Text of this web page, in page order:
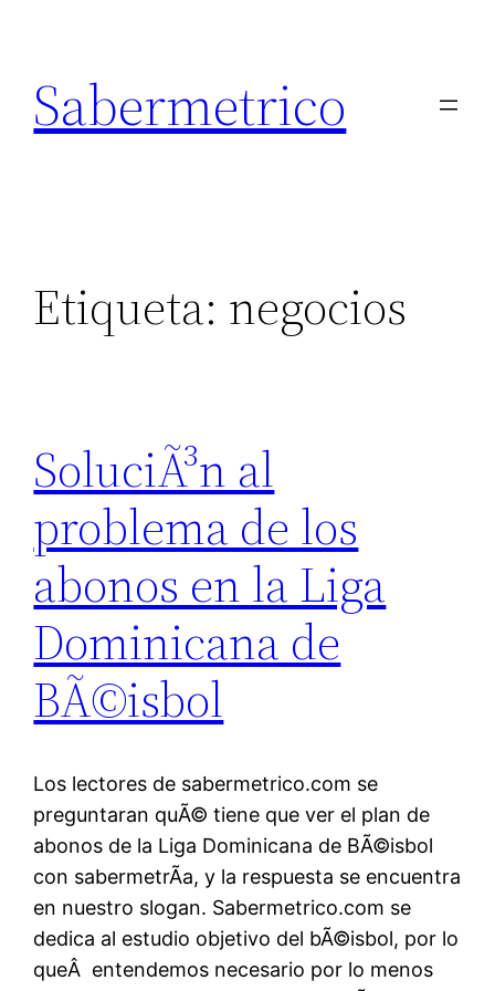
contenido
Sabermetrico
Etiqueta: negocios
SoluciÃ³n al
problema de los
abonos en la Liga
Dominicana de
BÃ©isbol
Los lectores de sabermetrico.com se
preguntaran quÃ© tiene que ver el plan de
abonos de la Liga Dominicana de BÃ©isbol
con sabermetrÃ­a, y la respuesta se encuentra
en nuestro slogan. Sabermetrico.com se
dedica al estudio objetivo del bÃ©isbol, por lo
queÂ entendemos necesario por lo menos